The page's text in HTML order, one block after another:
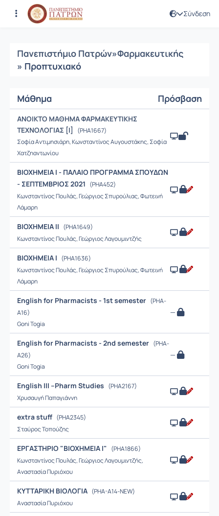
Σύνδεση
Μαθήματα
Πανεπιστήμιο Πατρών»Φαρμακευτικής
» Προπτυχιακό
Μάθημα Πρόσβαση
ANOIKTO ΜΑΘΗΜΑ ΦΑΡΜΑΚΕΥΤΙΚΗΣ
ΤΕΧΝΟΛΟΓΙΑΣ [Ι]
(PHA1667)
Σοφία Αντιμησιάρη, Κωνσταντίνος Αυγουστάκης, Σοφία
Χατζηαντωνίου
BIOXHMEIA I - ΠΑΛΑΙΟ ΠΡΟΓΡΑΜΜΑ ΣΠΟΥΔΩΝ
- ΣΕΠΤΕΜΒΡΙΟΣ 2021 (PHA452)
Κωνσταντίνος Πουλάς, Γεώργιος Σπυρούλιας, Φωτεινή
Λάμαρη
BIOXHMEIA II (PHA1649)
Κωνσταντίνος Πουλάς, Γεώργιος Λαγουμιντζής
BIOXHMEIA Ι (PHA1636)
Κωνσταντίνος Πουλάς, Γεώργιος Σπυρούλιας, Φωτεινή
Λάμαρη
English for Pharmacists - 1st semester (PHA-
A16)
Goni Togia
—
English for Pharmacists - 2nd semester (PHA-
Α26)
Goni Togia
—
English III --Pharm Studies (PHA2167)
Χρυσαυγή Παπαγιάννη
extra stuff (PHA2345)
Σταύρος Τοπούζης
EΡΓΑΣΤΗΡΙΟ "BIOXHMEIA I" (PHA1866)
Κωνσταντίνος Πουλάς, Γεώργιος Λαγουμιντζής,
Αναστασία Πυριόχου
KΥΤΤΑΡΙΚΗ ΒΙΟΛΟΓΙΑ (PHA-A14-NEW)
Αναστασία Πυριόχου